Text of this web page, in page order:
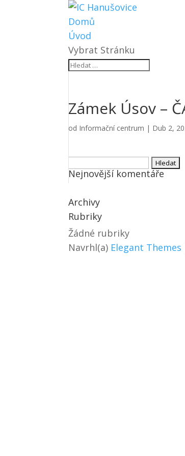
Domů
Úvod
Vybrat Stránku
Zámek Úsov –
od Informační centrum | Dub 2,
Vyhledávání
Nejnovější komentáře
Archivy
Rubriky
Žádné rubriky
Navrhl(a) Elegant Themes